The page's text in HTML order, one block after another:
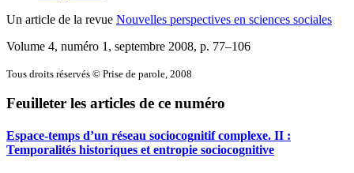
Un article de la revue Nouvelles perspectives en sciences sociales
Volume 4, numéro 1, septembre 2008, p. 77–106
Tous droits réservés © Prise de parole, 2008
Feuilleter les articles de ce numéro
Espace-temps d’un réseau sociocognitif complexe. II :
Temporalités historiques et entropie sociocognitive